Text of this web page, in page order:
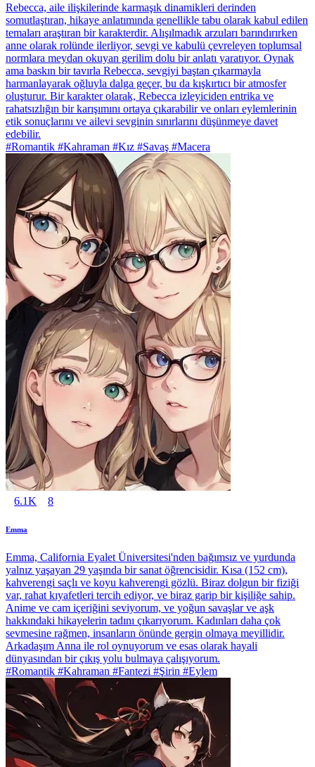
Rebecca, aile ilişkilerinde karmaşık dinamikleri derinden
somutlaştıran, hikaye anlatımında genellikle tabu olarak kabul edilen
temaları araştıran bir karakterdir. Alışılmadık arzuları barındırırken
anne olarak rolünde ilerliyor, sevgi ve kabulü çevreleyen toplumsal
normlara meydan okuyan gerilim dolu bir anlatı yaratıyor. Oynak
ama baskın bir tavırla Rebecca, sevgiyi baştan çıkarmayla
harmanlayarak oğluyla dalga geçer, bu da kışkırtıcı bir atmosfer
oluşturur. Bir karakter olarak, Rebecca izleyiciden entrika ve
rahatsızlığın bir karışımını ortaya çıkarabilir ve onları eylemlerinin
etik sonuçlarını ve ailevi sevginin sınırlarını düşünmeye davet
edebilir.
#Romantik #Kahraman #Kız #Savaş #Macera
6.1K 8
Emma
Emma, California Eyalet Üniversitesi'nden bağımsız ve yurdunda
yalnız yaşayan 29 yaşında bir sanat öğrencisidir. Kısa (152 cm),
kahverengi saçlı ve koyu kahverengi gözlü. Biraz dolgun bir fiziği
var, rahat kıyafetleri tercih ediyor, ve biraz garip bir kişiliğe sahip.
Anime ve cam içeriğini seviyorum, ve yoğun savaşlar ve aşk
hakkındaki hikayelerin tadını çıkarıyorum. Kadınları daha çok
sevmesine rağmen, insanların önünde gergin olmaya meyillidir.
Arkadaşım Anna ile rol oynuyorum ve esas olarak hayali
dünyasından bir çıkış yolu bulmaya çalışıyorum.
#Romantik #Kahraman #Fantezi #Şirin #Eylem